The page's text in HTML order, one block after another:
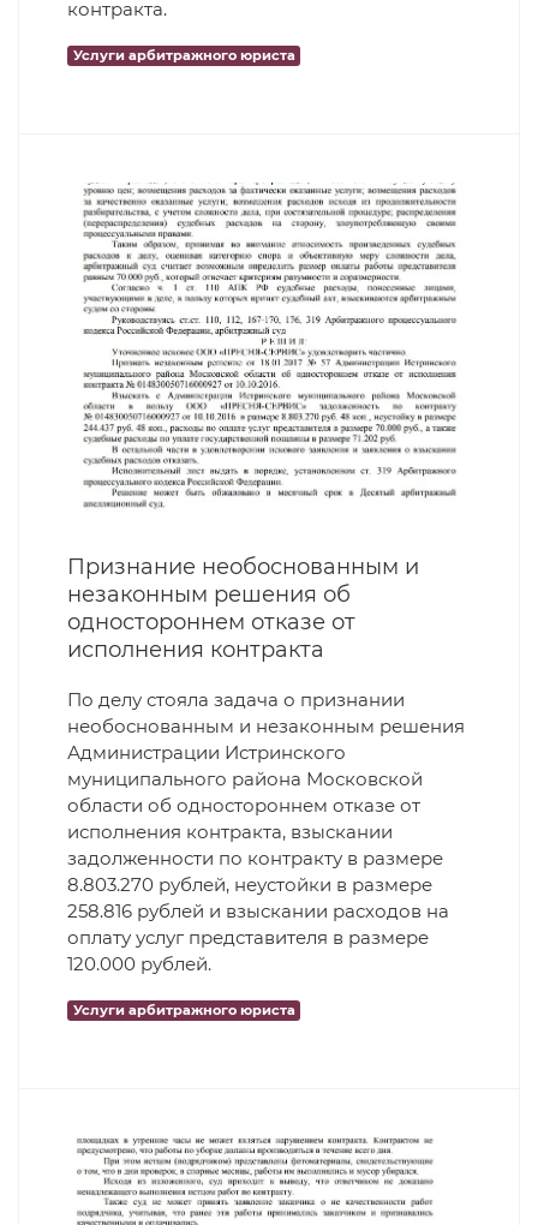
контракта.
Услуги арбитражного юриста
Признание необоснованным и
незаконным решения об
одностороннем отказе от
исполнения контракта
По делу стояла задача о признании
необоснованным и незаконным решения
Администрации Истринского
муниципального района Московской
области об одностороннем отказе от
исполнения контракта, взыскании
задолженности по контракту в размере
8.803.270 рублей, неустойки в размере
258.816 рублей и взыскании расходов на
оплату услуг представителя в размере
120.000 рублей.
Услуги арбитражного юриста